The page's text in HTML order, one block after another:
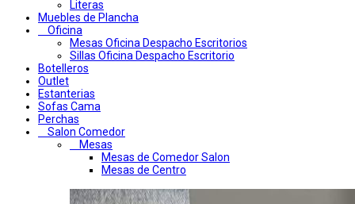
Literas
Muebles de Plancha
Oficina
Mesas Oficina Despacho Escritorios
Sillas Oficina Despacho Escritorio
Botelleros
Outlet
Estanterias
Sofas Cama
Perchas
Salon Comedor
Mesas
Mesas de Comedor Salon
Mesas de Centro